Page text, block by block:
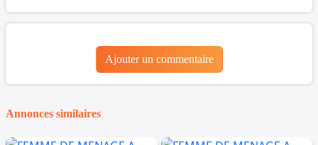
Ajouter un commentaire
Annonces similaires